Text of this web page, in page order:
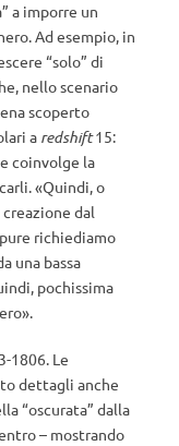
a imporre un
Ad esempio, in
“solo” di
nello scenario
scoperto
a redshift15:
coinvolge la
«Quindi, o
dal
richiediamo
una bassa
pochissima
1806. Le
dettagli anche
“oscurata” dalla
– mostrando